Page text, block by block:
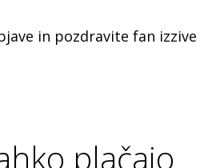
in pozdravite fan izzive
plačajo